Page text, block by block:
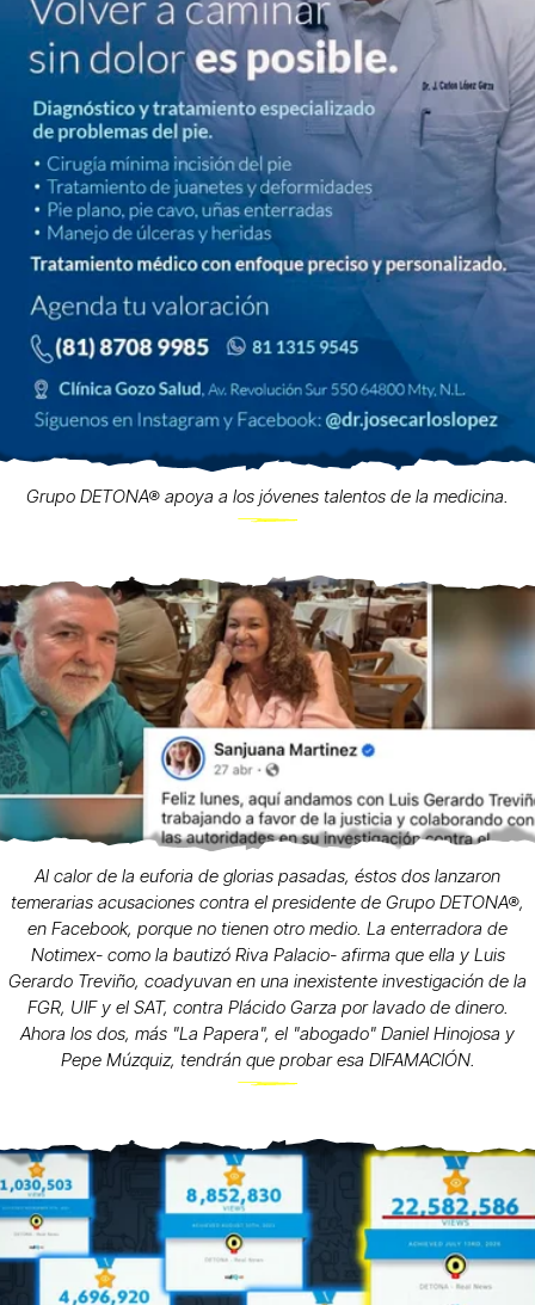
Grupo DETONA® apoya a los jóvenes talentos de la medicina.
Al calor de la euforia de glorias pasadas, éstos dos lanzaron
temerarias acusaciones contra el presidente de Grupo DETONA®,
en Facebook, porque no tienen otro medio. La enterradora de
Notimex- como la bautizó Riva Palacio- afirma que ella y Luis
Gerardo Treviño, coadyuvan en una inexistente investigación de la
FGR, UIF y el SAT, contra Plácido Garza por lavado de dinero.
Ahora los dos, más "La Papera", el "abogado" Daniel Hinojosa y
Pepe Múzquiz, tendrán que probar esa DIFAMACIÓN.